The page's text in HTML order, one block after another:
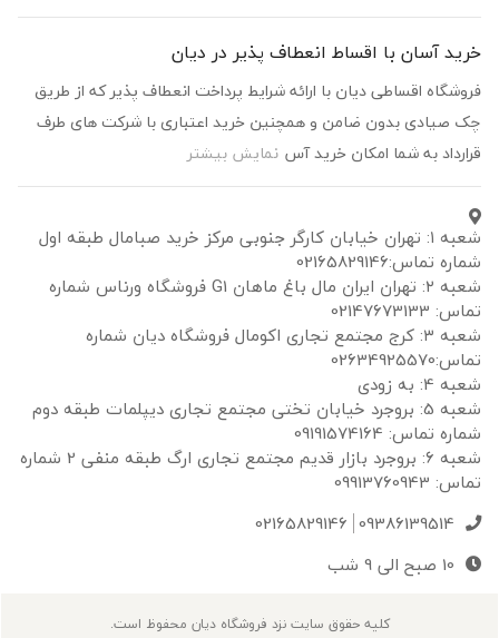
خرید آسان با اقساط انعطاف پذیر در دیان
فروشگاه اقساطی دیان با ارائه شرایط پرداخت انعطاف پذیر که از طریق
چک صیادی بدون ضامن و همچنین خرید اعتباری با شرکت های طرف
قرارداد به شما امکان خرید آس نمایش بیشتر
شعبه ۱: تهران خیابان کارگر جنوبی مرکز خرید صبامال طبقه اول
شماره تماس:02165829146
شعبه ۲: تهران ایران مال باغ ماهان G1 فروشگاه ورناس شماره
تماس: 02147673133
شعبه ۳: کرج مجتمع تجاری اکومال فروشگاه دیان شماره
تماس:02634925570
شعبه 4: به زودی
شعبه 5: بروجرد خیابان تختی مجتمع تجاری دیپلمات طبقه دوم
شماره تماس: 09191574164
شعبه 6: بروجرد بازار قدیم مجتمع تجاری ارگ طبقه منفی 2 شماره
تماس: 09913760943
09386139514
02165829146
10 صبح الی 9 شب
کلیه حقوق سایت نزد فروشگاه دیان محفوظ است.